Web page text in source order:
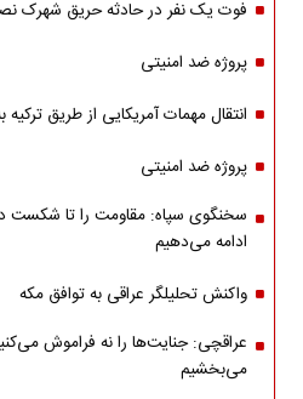
فوت یک نفر در حادثه حریق شهرک
پروژه ضد امنیتی
انتقال مهمات آمریکایی از طریق ترکیه
پروژه ضد امنیتی
سخنگوی سپاه: مقاومت را تا شکست
ادامه می‌دهیم
واکنش تحلیلگر عراقی به توافق مکه
عراقچی: جنایت‌ها را نه فراموش
می‌بخشیم